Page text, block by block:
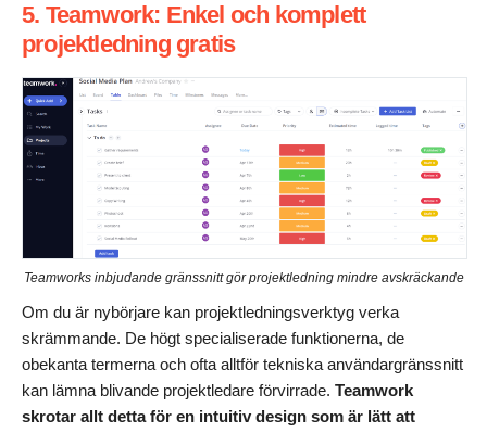
5. Teamwork: Enkel och komplett
projektledning gratis
Teamworks inbjudande gränssnitt gör projektledning mindre avskräckande
Om du är nybörjare kan projektledningsverktyg verka
skrämmande. De högt specialiserade funktionerna, de
obekanta termerna och ofta alltför tekniska användargränssnitt
kan lämna blivande projektledare förvirrade. Teamwork
skrotar allt detta för en intuitiv design som är lätt att